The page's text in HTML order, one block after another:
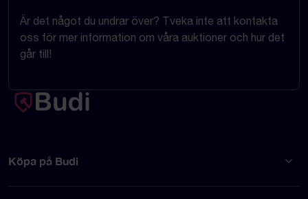
Är det något du undrar över? Tveka inte att kontakta
oss för mer information om våra auktioner och hur det
går till!
Köpa på Budi